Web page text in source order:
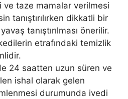
ve taze mamalar verilmesi
tanıştırılırken dikkatli bir
tanıştırılması önerilir.
etrafındaki temizlik
24 saatten uzun süren ve
ishal olarak gelen
durumunda ivedi